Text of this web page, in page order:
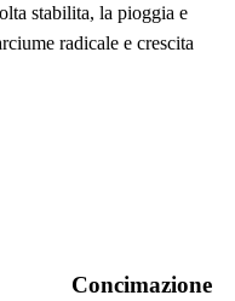
stabilita, la pioggia e
radicale e crescita
Concimazione